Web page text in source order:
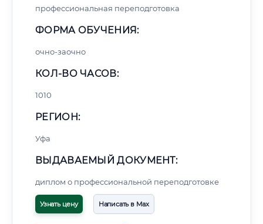
профессиональная переподготовка
ФОРМА ОБУЧЕНИЯ:
очно-заочно
КОЛ-ВО ЧАСОВ:
1010
РЕГИОН:
Уфа
ВЫДАВАЕМЫЙ ДОКУМЕНТ:
диплом о профессиональной переподготовке
Узнать цену Написать в Max